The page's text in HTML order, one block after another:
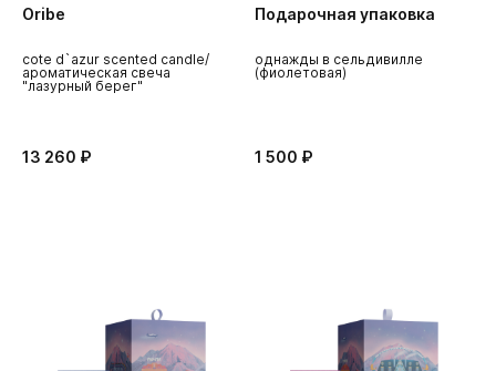
Oribe
cote d`azur scented candle/
ароматическая свеча
"лазурный берег"
13 260 ₽
Подарочная упаковка
однажды в сельдивилле
(фиолетовая)
1 500 ₽